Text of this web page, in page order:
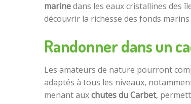
marinedans les eaux cristallines des
découvrir la richesse des fonds
Randonner dans un
Les amateurs de nature pourront
adaptés à tous les niveaux,
menant auxchutes du Carbet,